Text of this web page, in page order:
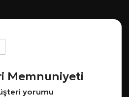
Memnuniyeti
yorumu